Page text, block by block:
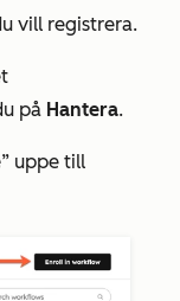
vill registrera.
på Hantera.
” uppe till